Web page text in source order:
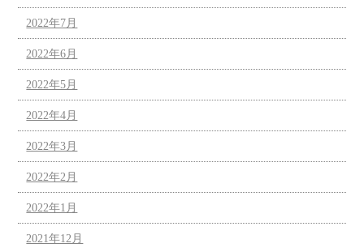
2022年7月
2022年6月
2022年5月
2022年4月
2022年3月
2022年2月
2022年1月
2021年12月